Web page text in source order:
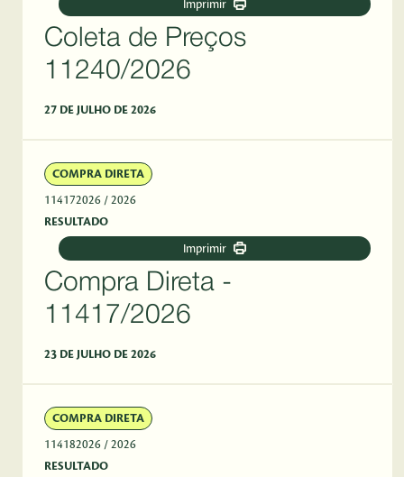
Imprimir
Coleta de Preços
11240/2026
27 DE JULHO DE 2026
COMPRA DIRETA
114172026 / 2026
RESULTADO
Imprimir
Compra Direta -
11417/2026
23 DE JULHO DE 2026
COMPRA DIRETA
114182026 / 2026
RESULTADO